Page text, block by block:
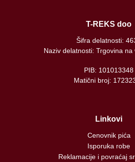
T-REKS doo
Šifra delatnosti:
Naziv delatnosti: Trgovina na
PIB: 101013348
Matični broj:
Linkovi
Cenovnik pića
Isporuka robe
Reklamacije i povraćaj